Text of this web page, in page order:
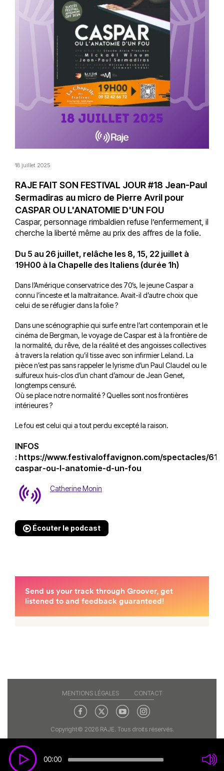
18 juillet 2025
RAJE FAIT SON FESTIVAL JOUR #18 Jean-Paul
Sermadiras au micro de Pierre Avril pour
CASPAR OU L'ANATOMIE D'UN FOU
Caspar, personnage rimbaldien refuse l’enfermement, il
cherche la liberté même au prix des affres de la folie.
Du 5 au 26 juillet, relâche les 8, 15, 22 juillet à
19H00 à la Chapelle des Italiens (durée 1h)
Dans l’Amérique conservatrice des 70’s, le jeune Caspar a
connu l’inceste et la maltraitance. Avait-il d’autre choix que
celui de se réfugier dans la folie ?
Dans une scénographie qui surfe entre l’art contemporain et le
cinéma de Bergman, le voyage de Caspar est à la frontière de
la normalité, du rêve, de la réalité et des angoisses collectives
à travers la relation qu’il tisse avec son infirmier Leland. La
pièce n’est pas sans rappeler le lyrisme d’un Paul Claudel ou le
sulfureux huis-clos d’un chant d’amour de Jean Genet,
longtemps censuré.
Où se place notre normalité ? Quelles sont nos frontières
intérieures ?
Le fou est celui qui a tout perdu excepté la raison.
INFOS
: https://www.festivaloffavignon.com/spectacles/
caspar-ou-l-anatomie-d-un-fou
Catherine Monin
Écouter le podcast
00:00
MENTIONS LÉGALES CONTACT
Copyright© 2026 RAJE. Tous droits réservés.